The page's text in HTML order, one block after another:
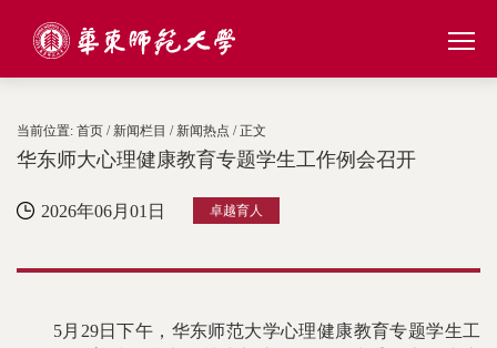
当前位置: 首页 / 新闻栏目 / 新闻热点 / 正文
华东师大心理健康教育专题学生工作例会召开
2026年06月01日 卓越育人
5月29日下午，华东师范大学心理健康教育专题学生工